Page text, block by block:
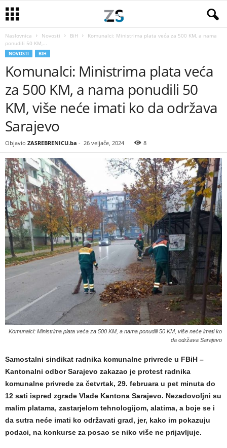
Naslovnica Novosti BiH
Komunalci: Ministrima plata veća za 500 KM, a nama
ponudili 50 KM,...
NOVOSTI BIH
Komunalci: Ministrima plata veća
za 500 KM, a nama ponudili 50
KM, više neće imati ko da održava
Sarajevo
Objavio ZASREBRENICU.ba - 26 veljače, 2024 8
Komunalci: Ministrima plata veća za 500 KM, a nama ponudili 50 KM, više neće imati ko
da održava Sarajevo
Samostalni sindikat radnika komunalne privrede u FBiH –
Kantonalni odbor Sarajevo zakazao je protest radnika
komunalne privrede za četvrtak, 29. februara u pet minuta do
12 sati ispred zgrade Vlade Kantona Sarajevo. Nezadovoljni su
malim platama, zastarjelom tehnologijom, alatima, a boje se i
da sutra neće imati ko održavati grad, jer, kako im pokazuju
podaci, na konkurse za posao se niko više ne prijavljuje.